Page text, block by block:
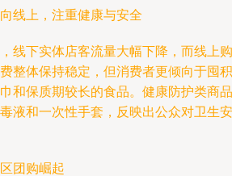
线上，注重健康与安全
线下实体店客流量大幅下降，而线上购
整体保持稳定，但消费者更倾向于囤积
和保质期较长的食品。健康防护类商品
液和一次性手套，反映出公众对卫生安
团购崛起